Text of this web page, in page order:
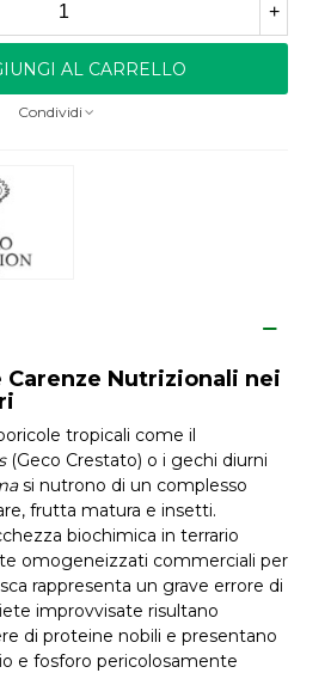
+
AL CARRELLO
Condividi
Carenze Nutrizionali nei
tropicali come il
(Geco Crestato) o i gechi diurni
si nutrono di un complesso
frutta matura e insetti.
biochimica in terrario
omogeneizzati commerciali per
rappresenta un grave errore di
improvvisate risultano
di proteine nobili e presentano
e fosforo pericolosamente